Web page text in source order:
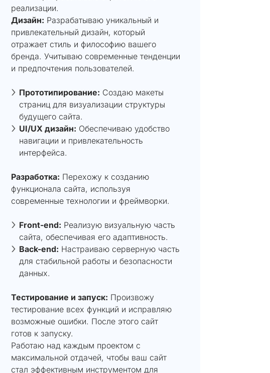
реализации.
Дизайн: Разрабатываю уникальный и
привлекательный дизайн, который
отражает стиль и философию вашего
бренда. Учитываю современные тенденции
и предпочтения пользователей.
Прототипирование: Создаю макеты
страниц для визуализации структуры
будущего сайта.
UI/UX дизайн: Обеспечиваю удобство
навигации и привлекательность
интерфейса.
Разработка: Перехожу к созданию
функционала сайта, используя
современные технологии и фреймворки.
Front-end: Реализую визуальную часть
сайта, обеспечивая его адаптивность.
Back-end: Настраиваю серверную часть
для стабильной работы и безопасности
данных.
Тестирование и запуск: Произвожу
тестирование всех функций и исправляю
возможные ошибки. После этого сайт
готов к запуску.
Работаю над каждым проектом с
максимальной отдачей, чтобы ваш сайт
стал эффективным инструментом для